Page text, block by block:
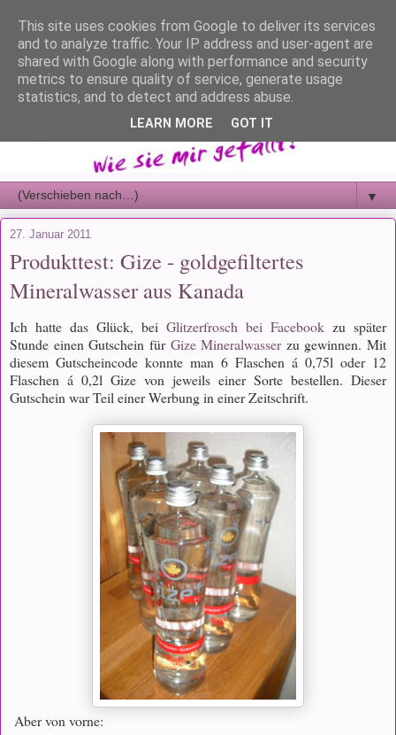
▼
27. Januar 2011
Produkttest: Gize - goldgefiltertes
Mineralwasser aus Kanada
Ich hatte das Glück, bei Glitzerfrosch bei Facebook zu später
Stunde einen Gutschein für Gize Mineralwasserzu gewinnen. Mit
diesem Gutscheincode konnte man 6 Flaschen á 0,75l oder 12
Flaschen á 0,2l Gize von jeweils einer Sorte bestellen. Dieser
Gutschein war Teil einer Werbung in einer Zeitschrift.
Aber von vorne:
This site uses cookies from Google to deliver its services
and to analyze traffic. Your IP address and user-agent are
shared with Google along with performance and security
metrics to ensure quality of service, generate usage
statistics, and to detect and address abuse.
LEARN MORE GOT IT